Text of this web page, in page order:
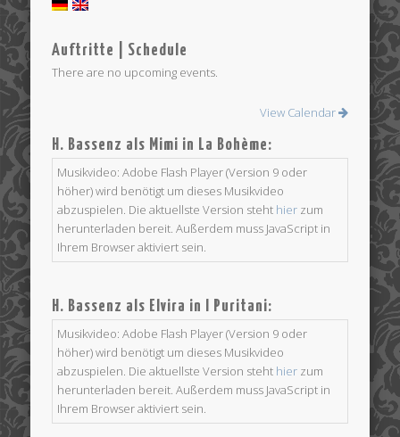
Auftritte | Schedule
There are no upcoming events.
View Calendar
H. Bassenz als Mimi in La Bohème:
Musikvideo: Adobe Flash Player (Version 9 oder
höher) wird benötigt um dieses Musikvideo
abzuspielen. Die aktuellste Version steht hier zum
herunterladen bereit. Außerdem muss JavaScript in
Ihrem Browser aktiviert sein.
H. Bassenz als Elvira in I Puritani:
Musikvideo: Adobe Flash Player (Version 9 oder
höher) wird benötigt um dieses Musikvideo
abzuspielen. Die aktuellste Version steht hier zum
herunterladen bereit. Außerdem muss JavaScript in
Ihrem Browser aktiviert sein.